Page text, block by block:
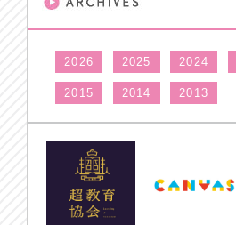
2026 2025 2024
2015 2014 2013